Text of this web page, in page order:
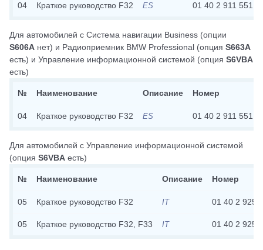
04 Краткое руководство F32 ES 01 40 2 911 551
Для автомобилей с Система навигации Business (опции
S606A нет) и Радиоприемник BMW Professional (опция S663A
есть) и Управление информационной системой (опция S6VBA
есть)
№ Наименование Описание Номер
04 Краткое руководство F32 ES 01 40 2 911 551
Для автомобилей с Управление информационной системой
(опция S6VBA есть)
№ Наименование Описание Номер
05 Краткое руководство F32 IT 01 40 2 925
05 Краткое руководство F32, F33 IT 01 40 2 925